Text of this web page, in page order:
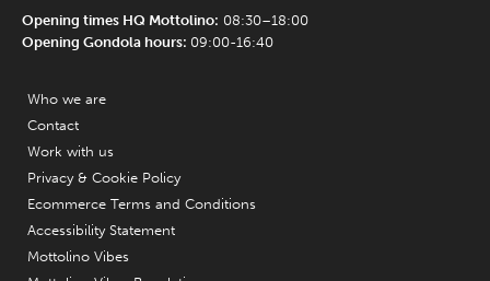
Opening times HQ Mottolino: 08:30–18:00
Opening Gondola hours: 09:00-16:40
Who we are
Contact
Work with us
Privacy & Cookie Policy
Ecommerce Terms and Conditions
Accessibility Statement
Mottolino Vibes